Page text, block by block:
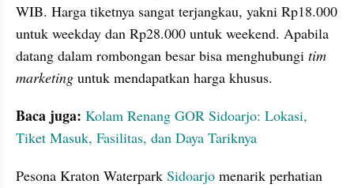
WIB. Harga tiketnya sangat terjangkau, yakni Rp18.000
untuk weekday dan Rp28.000 untuk weekend. Apabila
datang dalam rombongan besar bisa menghubungi tim
marketing untuk mendapatkan harga khusus.
Baca juga: Kolam Renang GOR Sidoarjo: Lokasi,
Tiket Masuk, Fasilitas, dan Daya Tariknya
Pesona Kraton Waterpark Sidoarjo menarik perhatian